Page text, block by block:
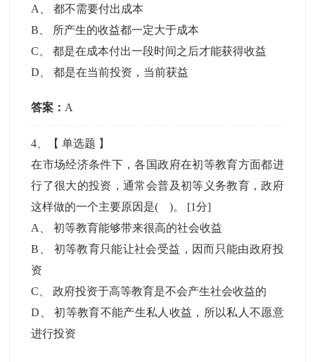
A
、都不需要付出成本
B
所产生的收益都一定大于成本
C 、都是在成本付出一段时间之后才能获得收益
D 、都是在当前投资，当前获益
答案： A
4 、【单选题 】
在市场经济条件下，各国政府在初等教育方面都进
行了很大的投资，通常会普及初等义务教育，政府
这样做的一个主要原因是( )。 [1分]
A
、初等教育能够带来很高的社会收益
B
初等教育只能让社会受益，因而只能由政府投
资
C 、政府投资于高等教育是不会产生社会收益的
D 、初等教育不能产生私人收益，所以私人不愿意
进行投资